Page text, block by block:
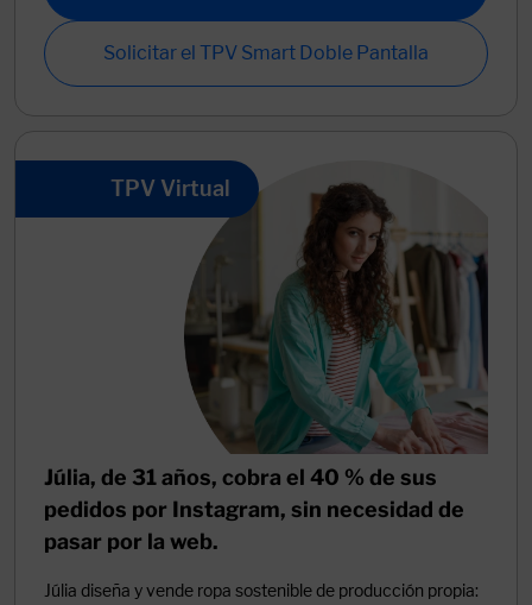
Solicitar el TPV Smart Doble Pantalla
TPV Virtual
Júlia, de 31 años, cobra el 40 % de sus
pedidos por Instagram, sin necesidad de
pasar por la web.
Júlia diseña y vende ropa sostenible de producción propia: